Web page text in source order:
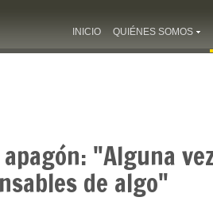
INICIO QUIÉNES SOMOS
"Alguna
de algo"